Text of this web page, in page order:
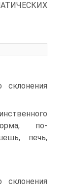
по­
печь,